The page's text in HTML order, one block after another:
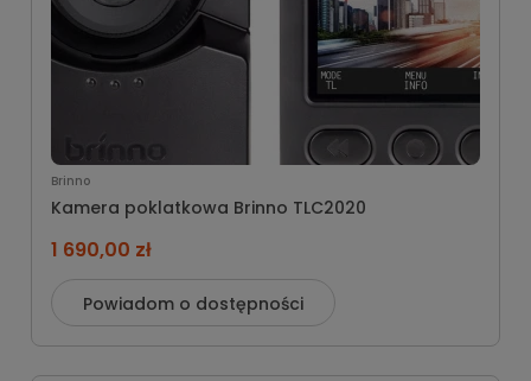
Brinno
Kamera poklatkowa Brinno TLC2020
1 690,00 zł
Powiadom o dostępności